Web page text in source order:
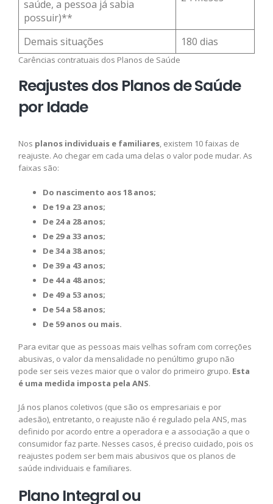
saúde, a pessoa já sabia
possuir)**
Demais situações 180 dias
Carências contratuais dos Planos de Saúde
Reajustes dos Planos de Saúde
por Idade
Nos planos individuais e familiares, existem 10 faixas de
reajuste. Ao chegar em cada uma delas o valor pode mudar. As
faixas são:
Do nascimento aos 18 anos;
De 19 a 23 anos;
De 24 a 28 anos;
De 29 a 33 anos;
De 34 a 38 anos;
De 39 a 43 anos;
De 44 a 48 anos;
De 49 a 53 anos;
De 54 a 58 anos;
De 59 anos ou mais.
Para evitar que as pessoas mais velhas sofram com correções
abusivas, o valor da mensalidade no penúltimo grupo não
pode ser seis vezes maior que o valor do primeiro grupo. Esta
é uma medida imposta pela ANS.
Já nos planos coletivos (que são os empresariais e por
adesão), entretanto, o reajuste não é regulado pela ANS, mas
definido por acordo entre a operadora e a associação a que o
consumidor faz parte. Nesses casos, é preciso cuidado, pois os
reajustes podem ser bem mais abusivos que os planos de
saúde individuais e familiares.
Plano Integral ou